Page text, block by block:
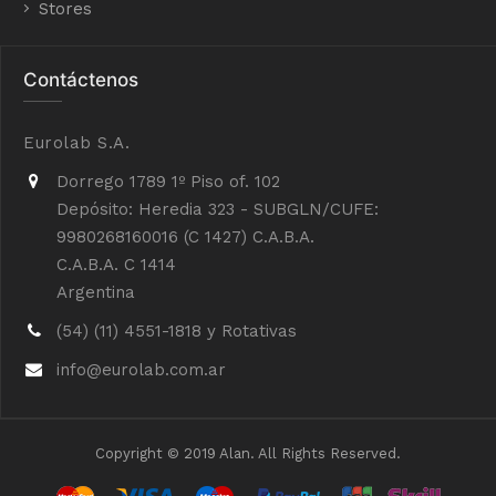
Stores
Contáctenos
Eurolab S.A.
Dorrego 1789 1º Piso of. 102
Depósito: Heredia 323 - SUBGLN/CUFE:
9980268160016 (C 1427) C.A.B.A.
C.A.B.A. C 1414
Argentina
(54) (11) 4551-1818 y Rotativas
info@eurolab.com.ar
Copyright © 2019 Alan. All Rights Reserved.